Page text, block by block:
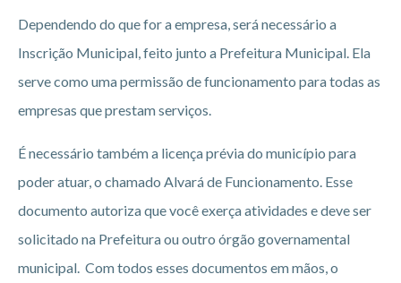
Dependendo do que for a empresa, será necessário a
Inscrição Municipal, feito junto a Prefeitura Municipal. Ela
serve como uma permissão de funcionamento para todas as
empresas que prestam serviços.
É necessário também a licença prévia do município para
poder atuar, o chamado Alvará de Funcionamento. Esse
documento autoriza que você exerça atividades e deve ser
solicitado na Prefeitura ou outro órgão governamental
municipal. Com todos esses documentos em mãos, o